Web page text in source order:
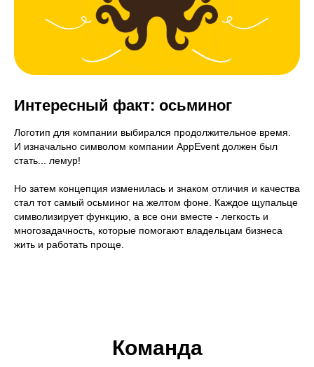
Интересный факт: осьминог
Логотип для компании выбирался продолжительное время.
И изначально символом компании AppEvent должен был
стать... лемур!
Но затем концепция изменилась и знаком отличия и качества
стал тот самый осьминог на желтом фоне. Каждое щупальце
символизирует функцию, а все они вместе - легкость и
многозадачность, которые помогают владельцам бизнеса
жить и работать проще.
Команда